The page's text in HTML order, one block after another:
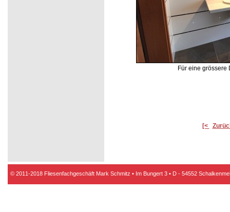
Für eine grössere
[<
© 2011-2018 Fliesenfachgeschäft Mark Schmitz • Im Bungert 3 • D - 54552